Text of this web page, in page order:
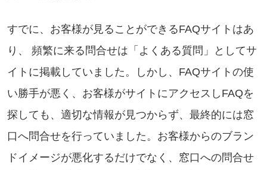
すでに、お客様が見ることができるFAQサイトはあ
り、 頻繁に来る問合せは「よくある質問」としてサ
イトに掲載していました。しかし、FAQサイトの使
い勝手が悪く、お客様がサイトにアクセスしFAQを
探しても、適切な情報が見つからず、最終的には窓
口へ問合せを行っていました。お客様からのブラン
ドイメージが悪化するだけでなく、窓口への問合せ